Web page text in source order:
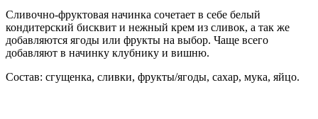
Сливочно-фруктовая начинка сочетает в себе белый
кондитерский бисквит и нежный крем из сливок, а так же
добавляются ягоды или фрукты на выбор. Чаще всего
добавляют в начинку клубнику и вишню.
Состав: сгущенка, сливки, фрукты/ягоды, сахар, мука, яйцо.